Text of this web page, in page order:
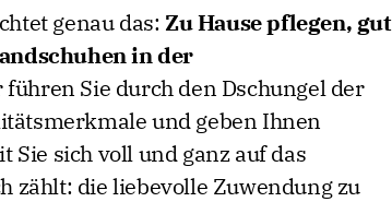
genau das: Zu Hause pflegen, gut
in der
führen Sie durch den Dschungel der
und geben Ihnen
Sie sich voll und ganz auf das
die liebevolle Zuwendung zu